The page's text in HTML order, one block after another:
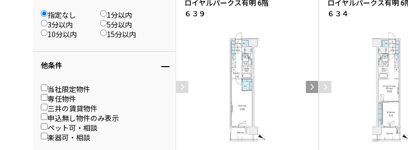
指定なし
1分以内
3分以内
5分以内
10分以内
15分以内
他条件
当社限定物件
専任物件
三井の賃貸物件
申込無し物件のみ表示
ペット可・相談
楽器可・相談
ロイヤルパークス有明 6階
６３９
ロイヤルパークス有明 6
６３４